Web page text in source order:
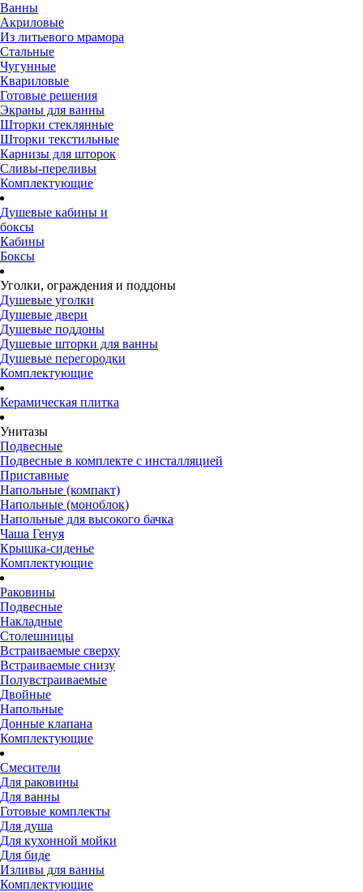
Ванны
Акриловые
Из литьевого мрамора
Стальные
Чугунные
Квариловые
Готовые решения
Экраны для ванны
Шторки стеклянные
Шторки текстильные
Карнизы для шторок
Сливы-переливы
Комплектующие
Душевые кабины и
боксы
Кабины
Боксы
Уголки, ограждения и поддоны
Душевые уголки
Душевые двери
Душевые поддоны
Душевые шторки для ванны
Душевые перегородки
Комплектующие
Керамическая плитка
Унитазы
Подвесные
Подвесные в комплекте с инсталляцией
Приставные
Напольные (компакт)
Напольные (моноблок)
Напольные для высокого бачка
Чаша Генуя
Крышка-сиденье
Комплектующие
Раковины
Подвесные
Накладные
Столешницы
Встраиваемые сверху
Встраиваемые снизу
Полувстраиваемые
Двойные
Напольные
Донные клапана
Комплектующие
Смесители
Для раковины
Для ванны
Готовые комплекты
Для душа
Для кухонной мойки
Для биде
Изливы для ванны
Комплектующие